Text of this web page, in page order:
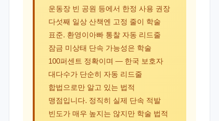
운동장 빈 공원 등에서 한정 사용 권장
다섯째 일상 산책엔 고정 줄이 학술
표준. 환영이아빠 통찰 자동 리드줄
잠금 미상태 단속 가능성은 학술
100퍼센트 정확이며 — 한국 보호자
대다수가 단순히 자동 리드줄
합법으로만 알고 있는 법적
맹점입니다. 정직히 실제 단속 적발
빈도가 매우 높지는 않지만 학술 법적